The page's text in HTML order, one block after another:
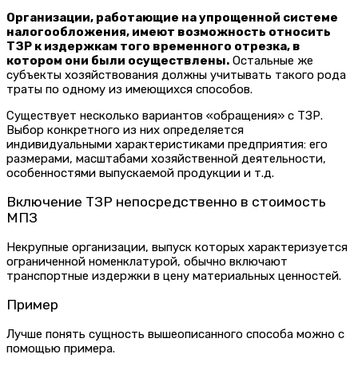
Организации, работающие на упрощенной системе
налогообложения, имеют возможность относить
ТЗР к издержкам того временного отрезка, в
котором они были осуществлены. Остальные же
субъекты хозяйствования должны учитывать такого рода
траты по одному из имеющихся способов.
Существует несколько вариантов «обращения» с ТЗР.
Выбор конкретного из них определяется
индивидуальными характеристиками предприятия: его
размерами, масштабами хозяйственной деятельности,
особенностями выпускаемой продукции и т.д.
Включение ТЗР непосредственно в стоимость
МПЗ
Некрупные организации, выпуск которых характеризуется
ограниченной номенклатурой, обычно включают
транспортные издержки в цену материальных ценностей.
Пример
Лучше понять сущность вышеописанного способа можно с
помощью примера.